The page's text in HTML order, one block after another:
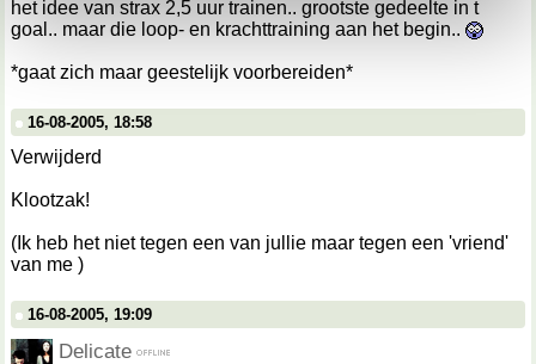
kunnen ontvangen en verwerken.
het idee van strax 2,5 uur trainen.. grootste gedeelte in t
goal.. maar die loop- en krachttraining aan het begin..
*gaat zich maar geestelijk voorbereiden*
16-08-2005, 18:58
Verwijderd
Klootzak!
(Ik heb het niet tegen een van jullie maar tegen een 'vriend'
van me )
16-08-2005, 19:09
Delicate